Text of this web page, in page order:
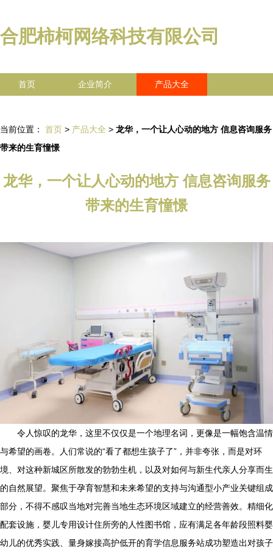
合肥柿柯网络科技有限公司
首页 企业简介 产品大全
当前位置： 首页 > 产品大全 > 龙华，一个让人心动的地方 信息咨询服务
带来的生育憧憬
龙华，一个让人心动的地方 信息咨询服务
带来的生育憧憬
令人惊叹的龙华，这里不仅仅是一个地理名词，更像是一幅饱含温情
与希望的画卷。人们常说的“看了都想生孩子了”，并非夸张，而是对环
境、对这种新城区所散发的勃勃生机，以及对如何与新生代亲人分享而生
的自然展望。聚焦于孕育智慧和未来希望的支持与沟通型小产业关键组成
部分，不得不感叹当地对完善当地生态环境区域建立的经营善效。精细化
配套设施，婴儿专用设计住所旁的人性图书馆，应有满足各年龄段照料婴
幼儿的优秀实践、量身嫁接高护低开的育学信息服务站成功塑造出对孩子